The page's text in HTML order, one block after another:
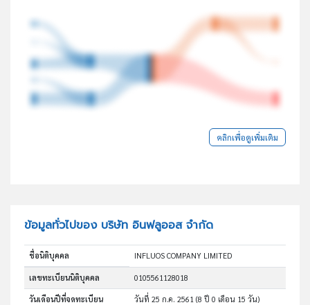
คลิกเพื่อดูเพิ่มเติม
ข้อมูลทั่วไปของ บริษัท อินฟลูออส จำกัด
ชื่อนิติบุคคล INFLUOS COMPANY LIMITED
เลขทะเบียนนิติบุคคล 0105561128018
วันเดือนปีที่จดทะเบียน วันที่ 25 ก.ค. 2561(8 ปี 0 เดือน 15 วัน)